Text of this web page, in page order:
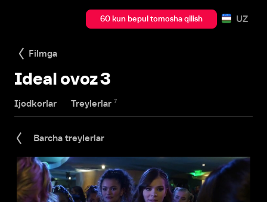
60 kun bepul tomosha qilish UZ
Filmga
Ideal ovoz 3
Ijodkorlar Treylerlar 7
Barcha treylerlar